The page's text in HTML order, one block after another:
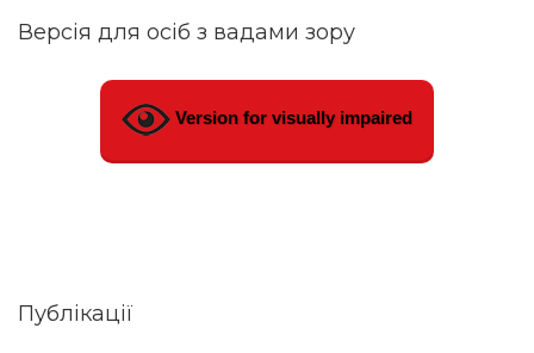
Версія для осіб з вадами зору
Version for visually impaired
Публікації